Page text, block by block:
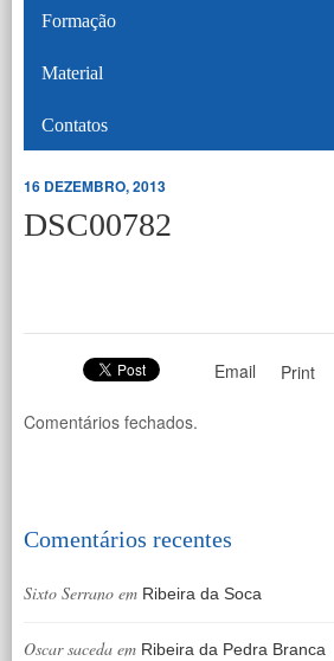
Formação
Material
Contatos
16 DEZEMBRO, 2013
DSC00782
Email Print
Comentários fechados.
Comentários recentes
Sixto Serrano em Ribeira da Soca
Oscar saceda em Ribeira da Pedra Branca